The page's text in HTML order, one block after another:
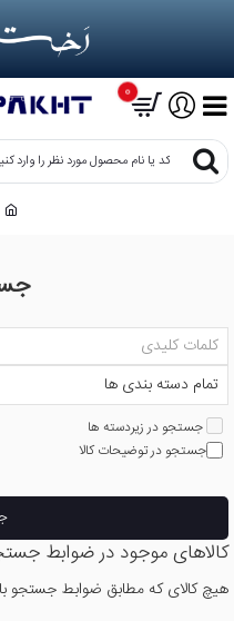
0
e
جستجو در زیردسته ها
جستجو در توضیحات کالا
کالاهای موجود در ضوابط
هیچ کالای که مطابق ضوابط جستجو